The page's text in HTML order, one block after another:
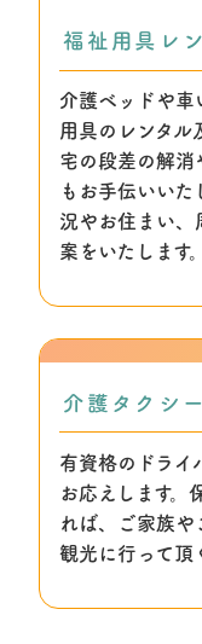
福祉用具レ
介護ベッドや車
用具のレンタル
宅の段差の解消
もお手伝いいた
況やお住まい、
案をいたします。
介護タクシー
有資格のドライ
お応えします。
れば、ご家族や
観光に行って頂